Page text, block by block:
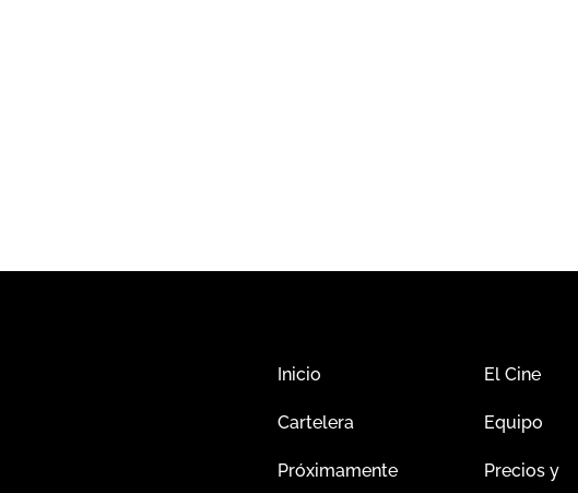
Inicio
Cartelera
Próximamente
El Cine
Equipo
Precios y